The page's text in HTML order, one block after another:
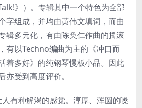
》）。专辑其中一个特色为全部
字组成，并均由黄伟文填词，而曲
辑多元化，有由陈奂仁作曲的摇滚
有以Techno编曲为主的《冲口而
着多好》的纯钢琴慢板小品。因此
亦受到高度评价。
有种解渴的感觉。淳厚、浑圆的嗓